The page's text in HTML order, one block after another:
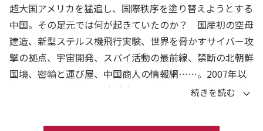
超大国アメリカを猛追し、国際秩序を塗り替えようとする
中国。その足元では何が起きていたのか？ 国産初の空母
建造、新型ステルス機飛行実験、世界を脅かすサイバー攻
撃の拠点、宇宙開発、スパイ活動の最前線、禁断の北朝鮮
国境、密輸と運び屋、中国商人の情報網……。2007年以
降、31の省、自治区、直轄市のほぼ全てに足を運び、中
た特派員が、監視の目をかいくぐって見た軍や党の実態と